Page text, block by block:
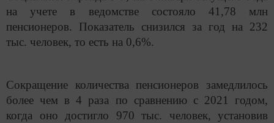
на учете в ведомстве состояло 41,78 млн
пенсионеров. Показатель снизился за год на 232
тыс. человек, то есть на 0,6%.
Сокращение количества пенсионеров замедлилось
более чем в 4 раза по сравнению с 2021 годом,
когда оно достигло 970 тыс. человек, установив